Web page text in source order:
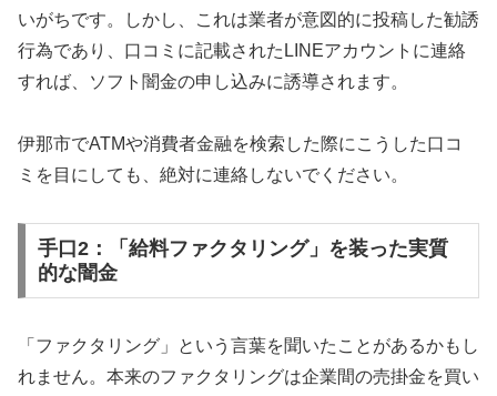
いがちです。しかし、これは業者が意図的に投稿した勧誘
行為であり、口コミに記載されたLINEアカウントに連絡
すれば、ソフト闇金の申し込みに誘導されます。
伊那市でATMや消費者金融を検索した際にこうした口コ
ミを目にしても、絶対に連絡しないでください。
手口2：「給料ファクタリング」を装った実質
的な闇金
「ファクタリング」という言葉を聞いたことがあるかもし
れません。本来のファクタリングは企業間の売掛金を買い